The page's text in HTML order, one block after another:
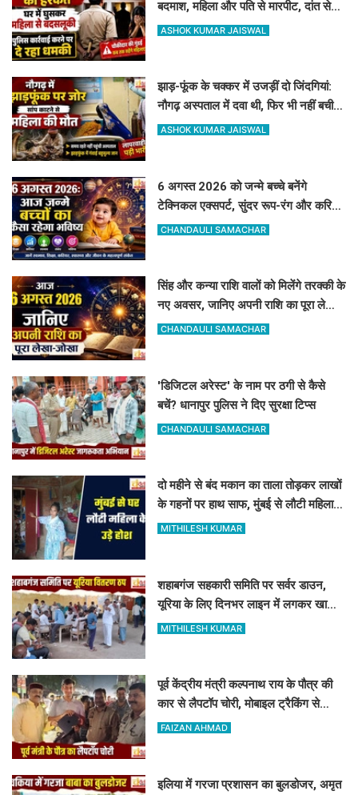
बदमाश, महिला और पति से मारपीट, दांत से
काटा
ASHOK KUMAR JAISWAL
झाड़-फूंक के चक्कर में उजड़ीं दो जिंदगियां:
नौगढ़ अस्पताल में दवा थी, फिर भी नहीं बची
गर्भवती की जान
ASHOK KUMAR JAISWAL
6 अगस्त 2026 को जन्मे बच्चे बनेंगे
टेक्निकल एक्सपर्ट, सुंदर रूप-रंग और करियर
में मिलेगी शानदार सफलता
CHANDAULI SAMACHAR
सिंह और कन्या राशि वालों को मिलेंगे तरक्की के
नए अवसर, जानिए अपनी राशि का पूरा लेखा-
जोखा
CHANDAULI SAMACHAR
'डिजिटल अरेस्ट' के नाम पर ठगी से कैसे
बचें? धानापुर पुलिस ने दिए सुरक्षा टिप्स
CHANDAULI SAMACHAR
दो महीने से बंद मकान का ताला तोड़कर लाखों
के गहनों पर हाथ साफ, मुंबई से लौटी महिला
सन्न
MITHILESH KUMAR
शहाबगंज सहकारी समिति पर सर्वर डाउन,
यूरिया के लिए दिनभर लाइन में लगकर खाली
हाथ लौटे किसान
MITHILESH KUMAR
पूर्व केंद्रीय मंत्री कल्पनाथ राय के पौत्र की
कार से लैपटॉप चोरी, मोबाइल ट्रैकिंग से
PPDU जंक्शन के पास बरामद
FAIZAN AHMAD
इलिया में गरजा प्रशासन का बुलडोजर, अमृत